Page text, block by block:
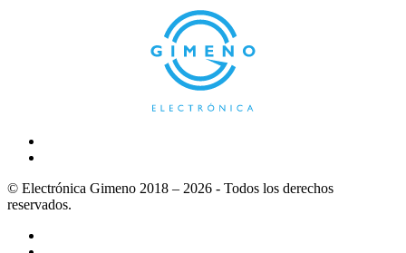
© Electrónica Gimeno 2018 – 2026 - Todos los derechos
reservados.